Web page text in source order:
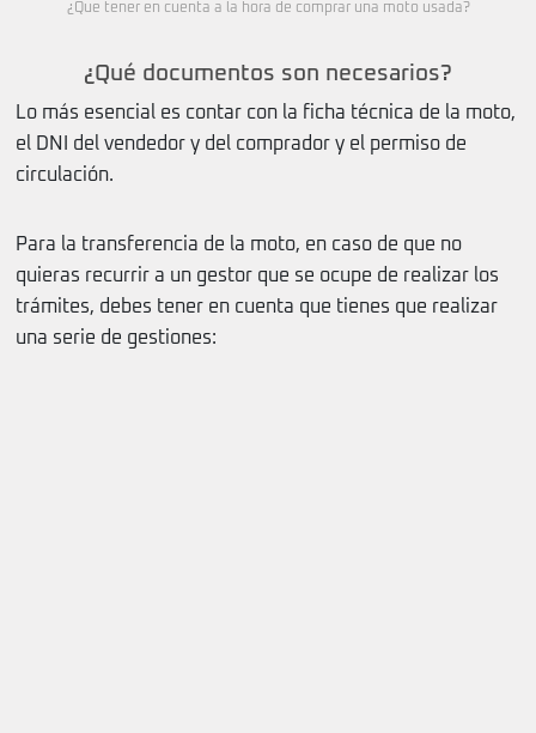
¿Que tener en cuenta a la hora de comprar una moto usada?
¿Qué documentos son necesarios?
Lo más esencial es contar con la ficha técnica de la moto,
el DNI del vendedor y del comprador y el permiso de
circulación.
Para la transferencia de la moto, en caso de que no
quieras recurrir a un gestor que se ocupe de realizar los
trámites, debes tener en cuenta que tienes que realizar
una serie de gestiones: